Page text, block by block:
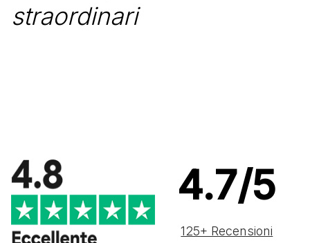
straordinari
4.7/5
125+ Recensioni